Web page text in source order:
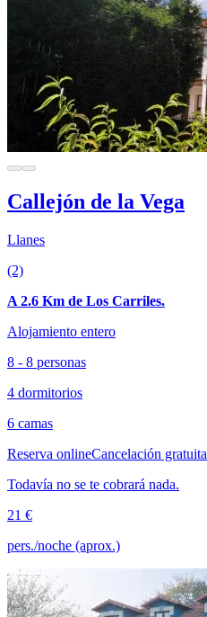
Callejón de la Vega
Llanes
(2)
A 2.6 Km de Los Carriles.
Alojamiento entero
8 - 8 personas
4 dormitorios
6 camas
Reserva onlineCancelación gratuita
Todavía no se te cobrará nada.
21 €
pers./noche (aprox.)